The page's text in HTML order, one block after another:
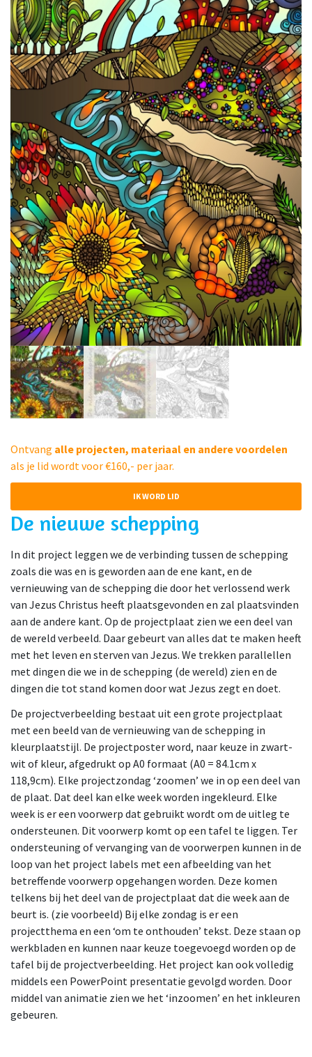
De nieuwe schepping
In dit project leggen we de verbinding tussen de schepping
zoals die was en is geworden aan de ene kant, en de
vernieuwing van de schepping die door het verlossend werk
van Jezus Christus heeft plaatsgevonden en zal plaatsvinden
aan de andere kant. Op de projectplaat zien we een deel van
de wereld verbeeld. Daar gebeurt van alles dat te maken heeft
met het leven en sterven van Jezus. We trekken parallellen
met dingen die we in de schepping (de wereld) zien en de
dingen die tot stand komen door wat Jezus zegt en doet.
De projectverbeelding bestaat uit een grote projectplaat
met een beeld van de vernieuwing van de schepping in
kleurplaatstijl. De projectposter word, naar keuze in zwart-
wit of kleur, afgedrukt op A0 formaat (A0 = 84.1cm x
118,9cm). Elke projectzondag ‘zoomen’ we in op een deel van
de plaat. Dat deel kan elke week worden ingekleurd. Elke
week is er een voorwerp dat gebruikt wordt om de uitleg te
ondersteunen. Dit voorwerp komt op een tafel te liggen. Ter
ondersteuning of vervanging van de voorwerpen kunnen in de
loop van het project labels met een afbeelding van het
betreffende voorwerp opgehangen worden. Deze komen
telkens bij het deel van de projectplaat dat die week aan de
beurt is. (zie voorbeeld) Bij elke zondag is er een
projectthema en een ‘om te onthouden’ tekst. Deze staan op
werkbladen en kunnen naar keuze toegevoegd worden op de
tafel bij de projectverbeelding. Het project kan ook volledig
middels een PowerPoint presentatie gevolgd worden. Door
middel van animatie zien we het ‘inzoomen’ en het inkleuren
gebeuren.
Ontvang alle projecten, materiaal en andere voordelen
als je lid wordt voor €160,- per jaar.
IK WORD LID